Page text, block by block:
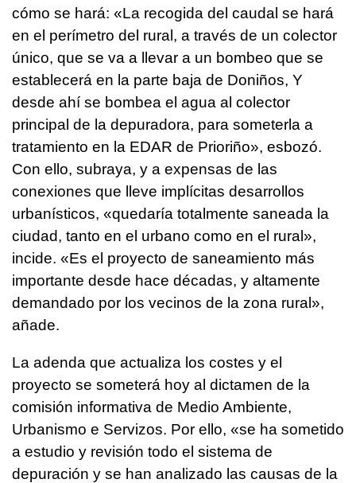
cómo se hará: «La recogida del caudal se hará
en el perímetro del rural, a través de un colector
único, que se va a llevar a un bombeo que se
establecerá en la parte baja de Doniños, Y
desde ahí se bombea el agua al colector
principal de la depuradora, para someterla a
tratamiento en la EDAR de Prioriño», esbozó.
Con ello, subraya, y a expensas de las
conexiones que lleve implícitas desarrollos
urbanísticos, «quedaría totalmente saneada la
ciudad, tanto en el urbano como en el rural»,
incide. «Es el proyecto de saneamiento más
importante desde hace décadas, y altamente
demandado por los vecinos de la zona rural»,
añade.
La adenda que actualiza los costes y el
proyecto se someterá hoy al dictamen de la
comisión informativa de Medio Ambiente,
Urbanismo e Servizos. Por ello, «se ha sometido
a estudio y revisión todo el sistema de
depuración y se han analizado las causas de la